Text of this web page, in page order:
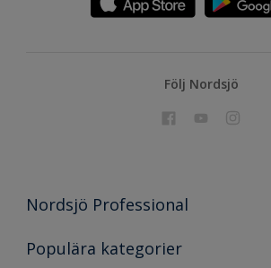
Följ Nordsjö
Nordsjö Professional
Kontakta oss
Populära kategorier